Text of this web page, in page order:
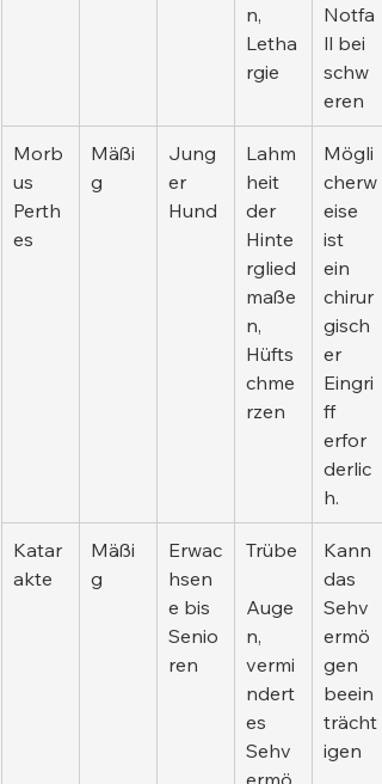
n,
Letha
rgie
Notfa
ll bei
schw
eren
Morb
us
Perth
es
Mäßi
g
Jung
er
Hund
Lahm
heit
der
Hinte
rglied
maße
n,
Hüfts
chme
rzen
Mögli
cherw
eise
ist
ein
chirur
gisch
er
Eingri
ff
erfor
derlic
h.
Katar
akte
Mäßi
g
Erwac
hsen
e bis
Senio
ren
Trübe
Auge
n,
vermi
ndert
es
Sehv
ermö
Kann
das
Sehv
ermö
gen
beein
trächt
igen